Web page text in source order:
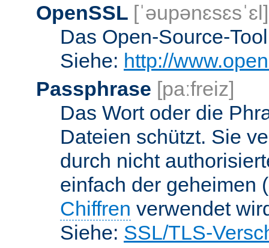
OpenSSL [ˈəupənɛsɛsˈɛl]
Das Open-Source-
Siehe: http://
Passphrase [paːfreiz]
Das Wort oder die
Dateien schützt. Sie
durch nicht
einfach der geheimen
Chiffren verwendet
Siehe: SSL/TLS-